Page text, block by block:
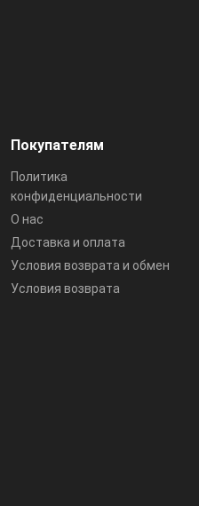
Покупателям
Политика
конфиденциальности
О нас
Доставка и оплата
Условия возврата и обмен
Условия возврата